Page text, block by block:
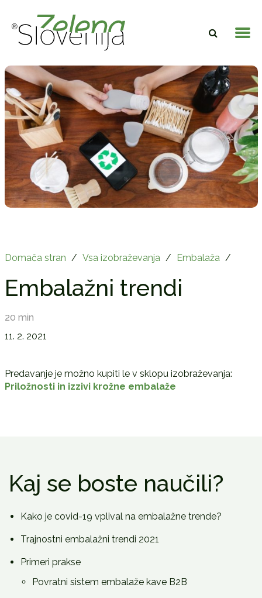
Domača stran / Vsa izobraževanja / Embalaža /
Embalažni trendi
20 min
11. 2. 2021
Predavanje je možno kupiti le v sklopu izobraževanja:
Priložnosti in izzivi krožne embalaže
Kaj se boste naučili?
Kako je covid-19 vplival na embalažne trende?
Trajnostni embalažni trendi 2021
Primeri prakse
Povratni sistem embalaže kave B2B